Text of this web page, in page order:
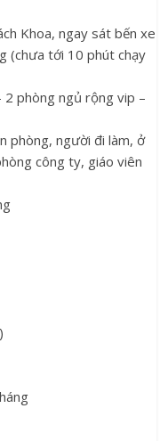
Khoa, ngay sát bến xe
(chưa tới 10 phút chạy
phòng ngủ rộng vip –
phòng, người đi làm, ở
công ty, giáo viên